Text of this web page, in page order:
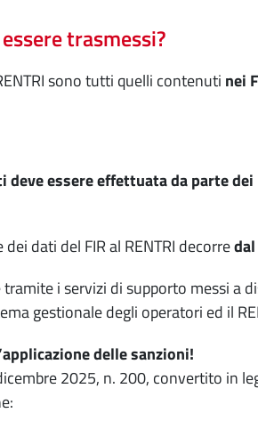
trasmessi?
sono tutti quelli contenuti nei
deve essere effettuata da parte
dati del FIR al RENTRI decorre
i servizi di supporto messi a
gestionale degli operatori ed il
delle sanzioni!
2025, n. 200, convertito in